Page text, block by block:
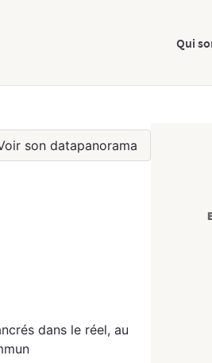
Qui
son datapanorama
dans le réel, au